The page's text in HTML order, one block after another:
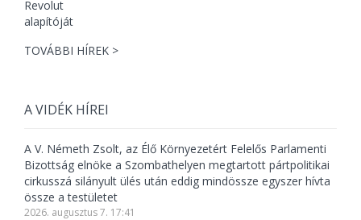
TOVÁBBI HÍREK >
A VIDÉK HÍREI
A V. Németh Zsolt, az Élő Környezetért Felelős Parlamenti
Bizottság elnöke a Szombathelyen megtartott pártpolitikai
cirkusszá silányult ülés után eddig mindössze egyszer hívta
össze a testületet
2026. augusztus 7. 17:41